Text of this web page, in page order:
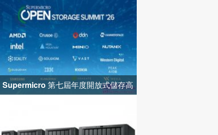
輪迴購落地堅定長期價值成長
Supermicro 第七屆年度開放式儲存高